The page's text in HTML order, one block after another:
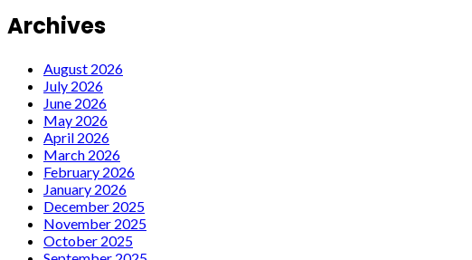
Archives
August 2026
July 2026
June 2026
May 2026
April 2026
March 2026
February 2026
January 2026
December 2025
November 2025
October 2025